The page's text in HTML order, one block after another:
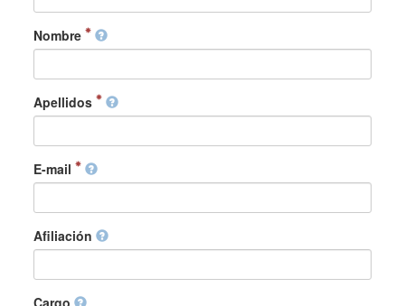
Nombre
Apellidos
E-mail
Afiliación
Cargo